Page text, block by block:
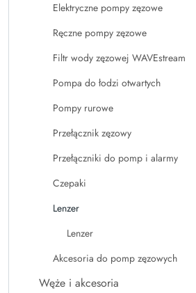
Elektryczne pompy zęzowe
Ręczne pompy zęzowe
Filtr wody zęzowej WAVEstream
Pompa do łodzi otwartych
Pompy rurowe
Przełącznik zęzowy
Przełączniki do pomp i alarmy
Czepaki
Lenzer
Lenzer
Akcesoria do pomp zęzowych
Węże i akcesoria